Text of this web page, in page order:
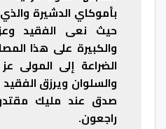
بأموكاي الدشيرة
حيث نعى الفقيد
والكبيرة على هذا
الضراعة إلى المولى
والسلوان ويرزق
صدق عند مليك مقتدر
راجعون.